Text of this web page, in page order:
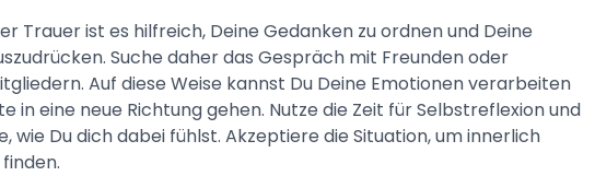
Trauer ist es hilfreich, Deine Gedanken zu ordnen und Deine
Suche daher das Gespräch mit Freunden oder
Auf diese Weise kannst Du Deine Emotionen verarbeiten
in eine neue Richtung gehen. Nutze die Zeit für Selbstreflexion und
wie Du dich dabei fühlst. Akzeptiere die Situation, um innerlich